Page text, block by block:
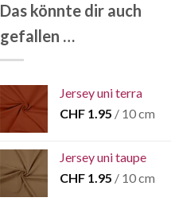
Das könnte dir auch
gefallen …
Jersey uni terra
CHF 1.95 / 10 cm
Jersey uni taupe
CHF 1.95 / 10 cm